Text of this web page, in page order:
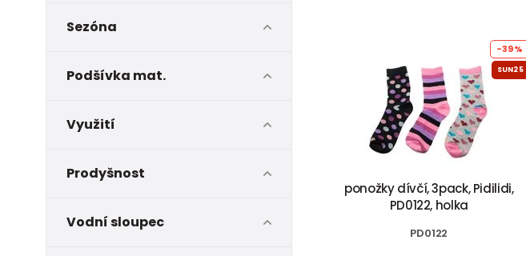
Sezóna
Podšívka mat.
Využití
Prodyšnost
Vodní sloupec
-39%
SUN25
ponožky dívčí, 3pack, Pidilidi,
PD0122, holka
PD0122